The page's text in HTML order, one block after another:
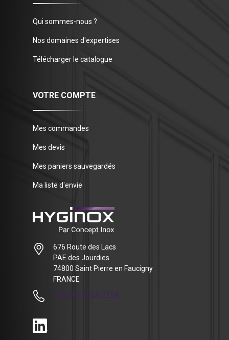
Qui sommes-nous ?
Nos domaines d'expertises
Télécharger le catalogue
VOTRE COMPTE
Mes commandes
Mes devis
Mes paniers sauvegardés
Ma liste d'envie
676 Route des Lacs
PAE des Jourdies
74800 Saint Pierre en Faucigny
FRANCE
+33 (0)4 50 25 07 54